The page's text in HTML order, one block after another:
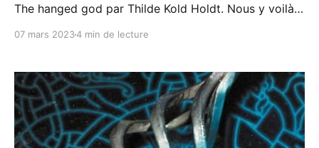
The hanged god par Thilde Kold Holdt. Nous y voilà,
07 mars 20234 min de lecture